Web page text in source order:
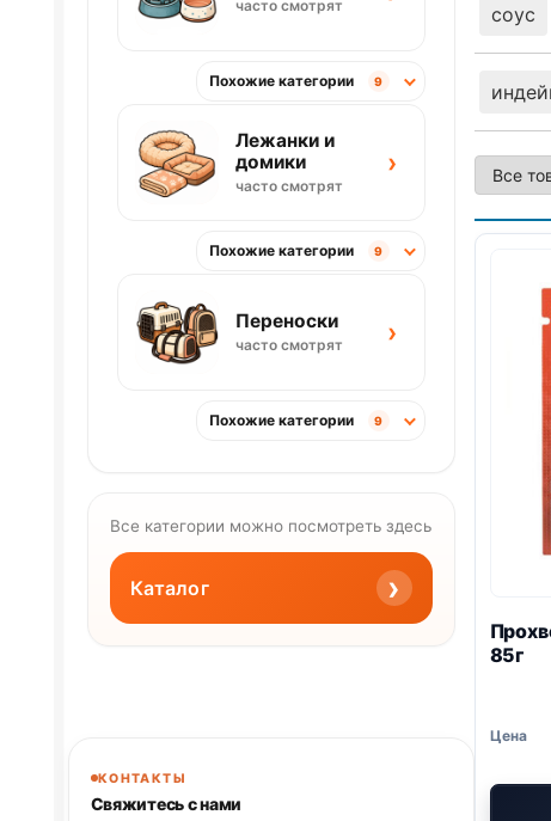
соус
85г
часто смотрят
Похожие категории 9
Лежанки и
домики
часто смотрят
›
Похожие категории 9
Переноски
часто смотрят ›
Похожие категории 9
Все категории можно посмотреть здесь
Каталог ›
КОНТАКТЫ
Свяжитесь с нами